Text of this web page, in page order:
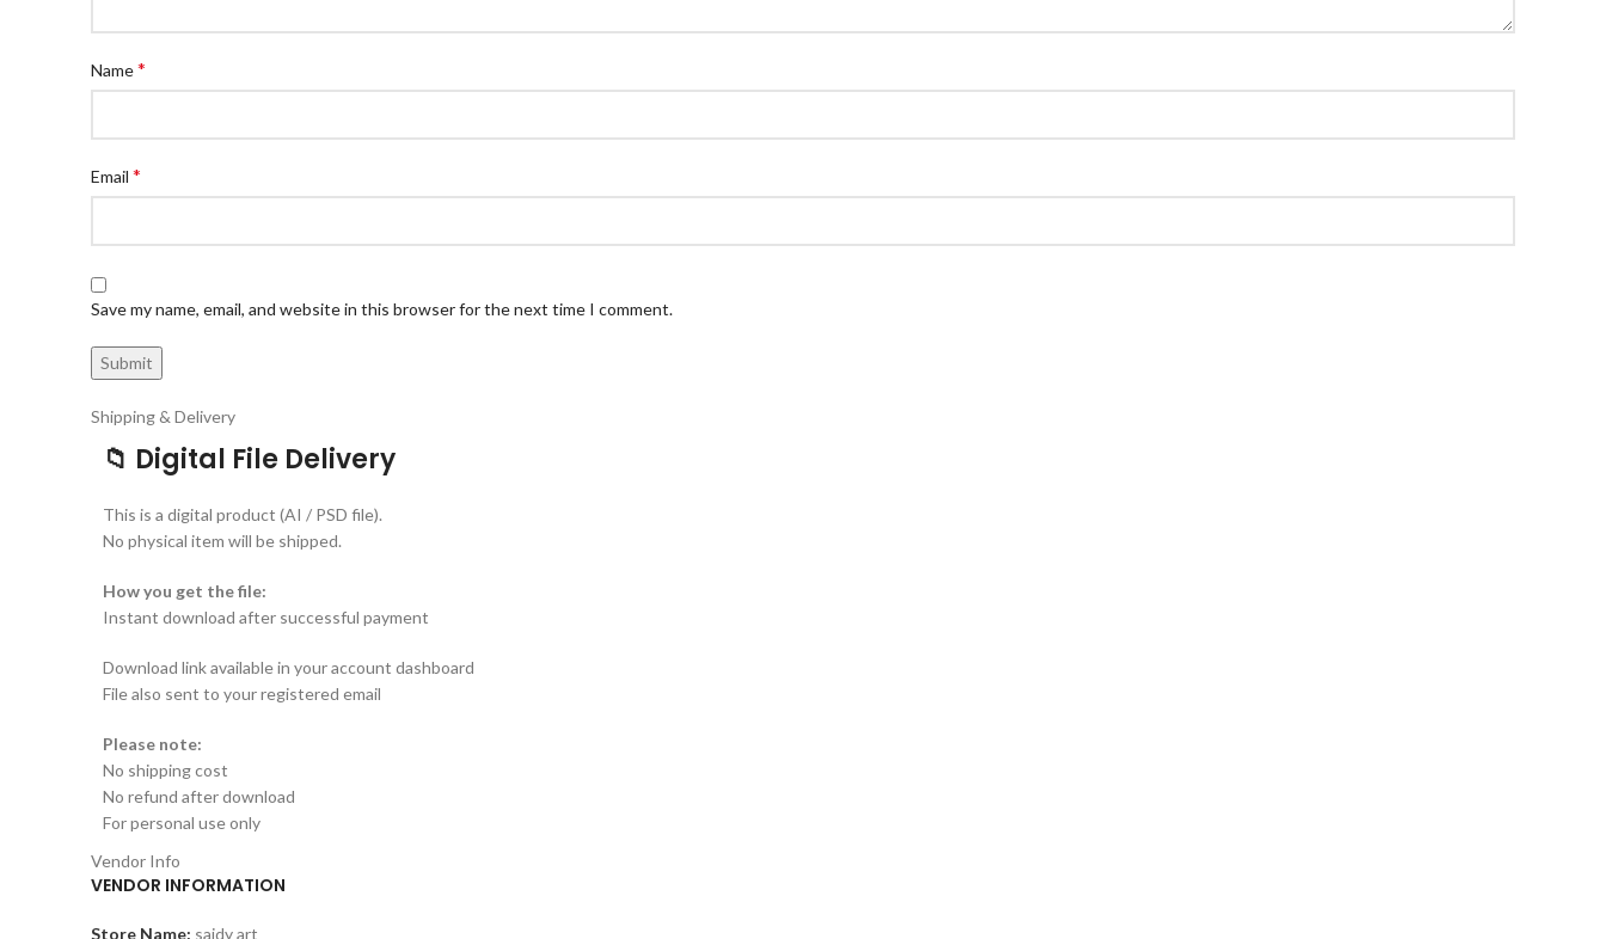
Name*
Email *
Save my name, email, and website in this browser for the next time I comment.
Shipping & Delivery
📁 Digital File Delivery
This is a digital product (AI / PSD file).
No physical item will be shipped.
How you get the file:
Instant download after successful payment
Download link available in your account dashboard
File also sent to your registered email
Please note:
No shipping cost
No refund after download
For personal use only
Vendor Info
VENDOR INFORMATION
Store Name: saidy art